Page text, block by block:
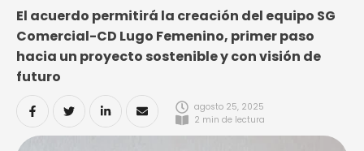
El acuerdo permitirá la creación del equipo SG
Comercial-CD Lugo Femenino, primer paso
hacia un proyecto sostenible y con visión de
futuro
agosto 25, 2025
2 min de lectura